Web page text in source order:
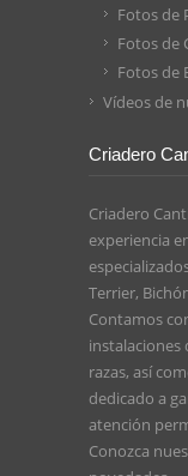
Fotos de
Fotos de
Fotos de
Vídeos de
Criadero
Criadero
experiencia
Terrier,
Contamos
instalaciones
razas, así
dedicado a
atención
Conozca